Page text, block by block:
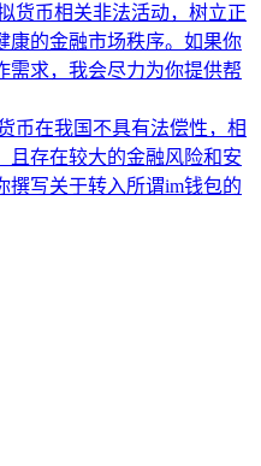
货币相关非法活动，树立正
康的金融市场秩序。如果你
需求，我会尽力为你提供帮
币在我国不具有法偿性，相
且存在较大的金融风险和安
撰写关于转入所谓im钱包的